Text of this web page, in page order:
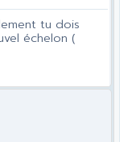
tu dois
échelon (